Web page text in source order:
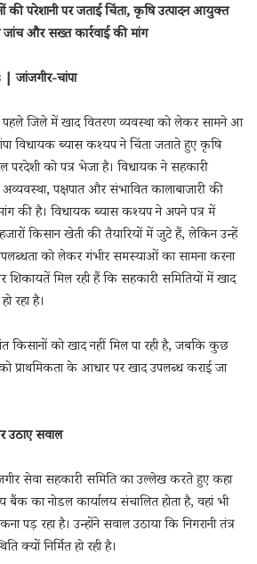
परेशानी पर जताई चिंता, कृषि उत्पादन आयुक्त
और सख्त कार्रवाई की मांग
चांपा
जिले में खाद वितरण व्यवस्था को लेकर सामने आ
विधायक ब्यास कश्यप ने चिंता जताते हुए कृषि
परदेशी को पत्र भेजा है। विधायक ने सहकारी
पक्षपात और संभावित कालाबाजारी की
की है। विधायक ब्यास कश्यप ने अपने पत्र में
किसान खेती की तैयारियों में जुटे हैं, लेकिन उन्हें
को लेकर गंभीर समस्याओं का सामना करना
शिकायतें मिल रही हैं कि सहकारी समितियों में खाद
रहा है।
किसानों को खाद नहीं मिल पा रही है, जबकि कुछ
प्राथमिकता के आधार पर खाद उपलब्ध कराई जा
उठाए सवाल
सेवा सहकारी समिति का उल्लेख करते हुए कहा
बैंक का नोडल कार्यालय संचालित होता है, वहां भी
पड़ रहा है। उन्होंने सवाल उठाया कि निगरानी तंत्र
क्यों निर्मित हो रही है।